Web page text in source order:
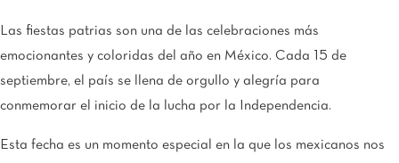
Las fiestas patrias son una de las celebraciones más
emocionantes y coloridas del año en México. Cada 15 de
septiembre, el país se llena de orgullo y alegría para
conmemorar el inicio de la lucha por la Independencia.
Esta fecha es un momento especial en la que los mexicanos nos